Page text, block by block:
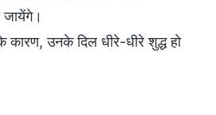
कारण, उनके दिल धीरे-धीरे शुद्ध हो